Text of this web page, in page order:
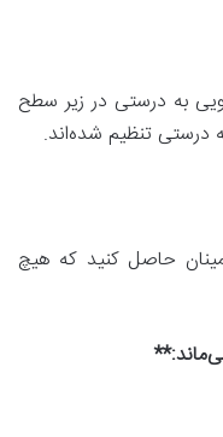
به درستی در زیر سطح
تنظیم شده‌اند.
حاصل کنید که هیچ